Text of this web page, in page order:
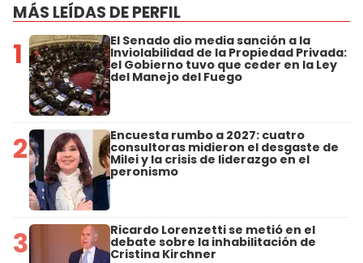
MÁS LEÍDAS DE PERFIL
1 El Senado dio media sanción a la
Inviolabilidad de la Propiedad Privada:
el Gobierno tuvo que ceder en la Ley
del Manejo del Fuego
2 Encuesta rumbo a 2027: cuatro
consultoras midieron el desgaste de
Milei y la crisis de liderazgo en el
peronismo
3 Ricardo Lorenzetti se metió en el
debate sobre la inhabilitación de
Cristina Kirchner